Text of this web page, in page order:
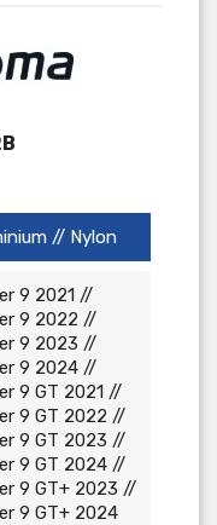
// Nylon
9 2021 //
9 2022 //
9 2023 //
9 2024 //
9 GT 2021 //
9 GT 2022 //
9 GT 2023 //
9 GT 2024 //
9 GT+ 2023 //
9 GT+ 2024